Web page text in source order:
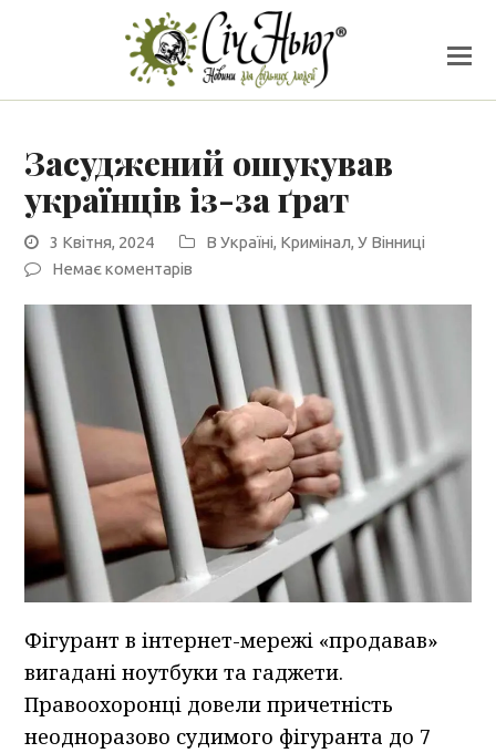
Засуджений ошукував
українців із-за ґрат
3 Квітня, 2024 В Україні, Кримінал,У Вінниці
Немає коментарів
Фігурант в інтернет-мережі «продавав»
вигадані ноутбуки та гаджети.
Правоохоронці довели причетність
неодноразово судимого фігуранта до 7